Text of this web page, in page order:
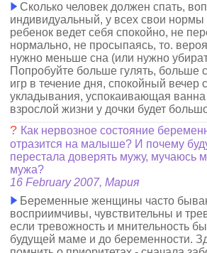
Сколько человек должен спать,
индивидуальный, у всех свои
ребенок ведет себя спокойно, не
нормально, не просыпаясь, то.
нужно меньше сна (или нужно
Попробуйте больше гулять, больше
игр в течение дня, спокойный вечер
укладывания, успокаивающая ванна
взрослой жизни у дочки будет
? Как нервозное состояние
отразится на малыше? И почему
перестала доверять мужу, мучаюсь
мужа?
16 February 2007, Мария
Беременные женщины часто
восприимчивы, чувствительны и
если тревожность и мнительность
будущей маме и до беременности.